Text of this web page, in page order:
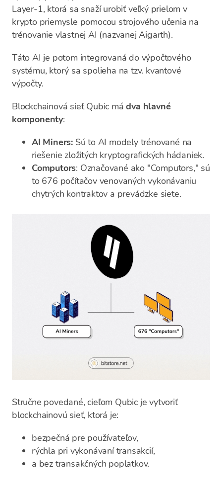
Layer-1, ktorá sa snaží urobiť veľký prielom v
krypto priemysle pomocou strojového učenia na
trénovanie vlastnej AI (nazvanej Aigarth).
Táto AI je potom integrovaná do výpočtového
systému, ktorý sa spolieha na tzv. kvantové
výpočty.
Blockchainová sieť Qubic mádva hlavné
komponenty:
AI Miners: Sú to AI modely trénované na
riešenie zložitých kryptografických hádaniek.
Computors: Označované ako "Computors," sú
to 676 počítačov venovaných vykonávaniu
chytrých kontraktov a prevádzke siete.
Stručne povedané, cieľom Qubic je vytvoriť
blockchainovú sieť, ktorá je:
bezpečná pre používateľov,
rýchla pri vykonávaní transakcií,
a bez transakčných poplatkov.